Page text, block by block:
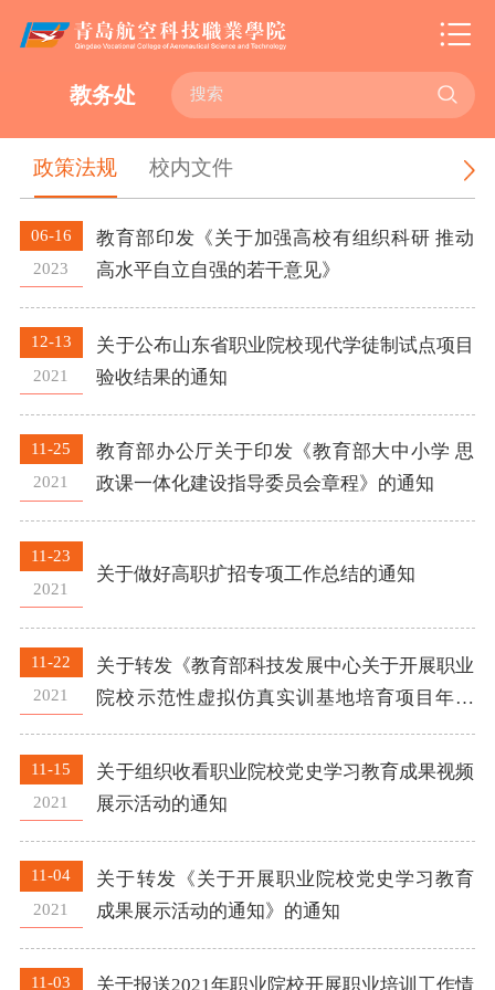

教务处
政策法规 校内文件
06-16
2023
教育部印发《关于加强高校有组织科研 推动
高水平自立自强的若干意见》
12-13
2021
关于公布山东省职业院校现代学徒制试点项目
验收结果的通知
11-25
2021
教育部办公厅关于印发《教育部大中小学 思
政课一体化建设指导委员会章程》的通知
11-23
2021
关于做好高职扩招专项工作总结的通知
11-22
2021
关于转发《教育部科技发展中心关于开展职业
院校示范性虚拟仿真实训基地培育项目年度
检测报告填报工作的通知》的通知
11-15
2021
关于组织收看职业院校党史学习教育成果视频
展示活动的通知
11-04
2021
关于转发《关于开展职业院校党史学习教育
成果展示活动的通知》的通知
11-03 关于报送2021年职业院校开展职业培训工作情